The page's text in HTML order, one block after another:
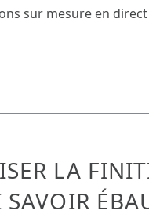
sur mesure en direct
LA
SAVOIR